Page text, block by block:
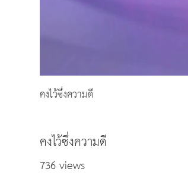
คงไว้ซึ่งความดี
คงไว้ซึ่งความดี
736 views